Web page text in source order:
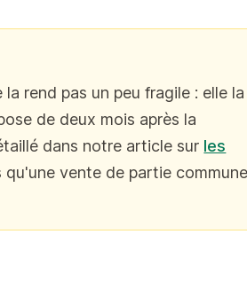
rend pas un peu fragile : elle la
de deux mois après la
dans notre article sur les
qu'une vente de partie